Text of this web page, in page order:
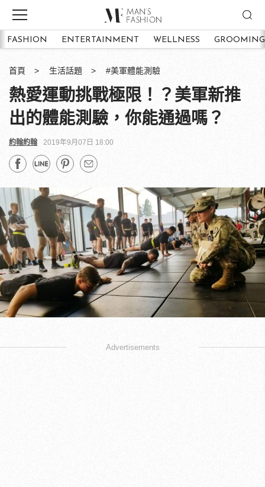
FASHION ENTERTAINMENT WELLNESS GROOMING
首頁 生活話題 #美軍體能測驗
熱愛運動挑戰極限！？美軍新推
出的體能測驗，你能通過嗎？
約翰約翰 2019年9月07日 18:00
Advertisements